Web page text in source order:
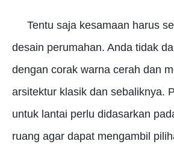
Tentu saja kesamaan harus
desain perumahan. Anda tidak
dengan corak warna cerah dan
arsitektur klasik dan sebaliknya.
untuk lantai perlu didasarkan
ruang agar dapat mengambil